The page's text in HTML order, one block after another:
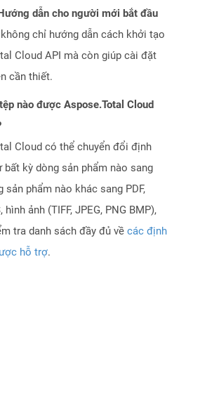
dẫn cho người mới bắt đầu
không chỉ hướng dẫn cách khởi tạo
Cloud API mà còn giúp cài đặt
cần thiết.
nào được Aspose.Total Cloud
Cloud có thể chuyển đổi định
bất kỳ dòng sản phẩm nào sang
sản phẩm nào khác sang PDF,
hình ảnh (TIFF, JPEG, PNG BMP),
tra danh sách đầy đủ về các định
hỗ trợ.